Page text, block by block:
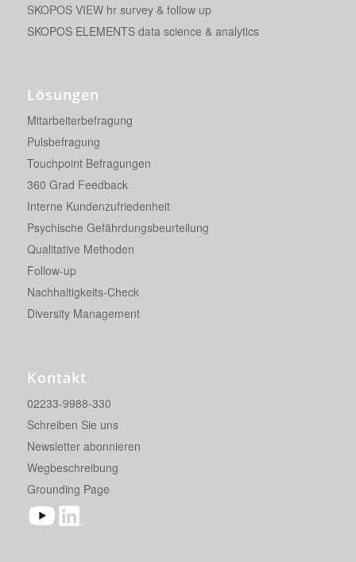
SKOPOS VIEW hr survey & follow up
SKOPOS ELEMENTS data science & analytics
Lösungen
Mitarbeiterbefragung
Pulsbefragung
Touchpoint Befragungen
360 Grad Feedback
Interne Kundenzufriedenheit
Psychische Gefährdungsbeurteilung
Qualitative Methoden
Follow-up
Nachhaltigkeits-Check
Diversity Management
Kontakt
02233-9988-330
Schreiben Sie uns
Newsletter abonnieren
Wegbeschreibung
Grounding Page